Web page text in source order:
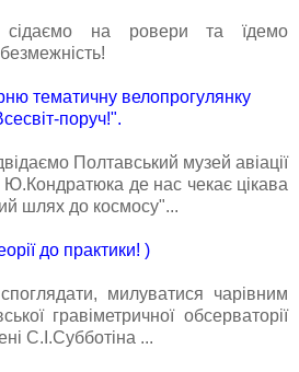
сідаємо на ровери та їдемо
тематичну велопрогулянку
поруч!".
Полтавський музей авіації
Ю.Кондратюка де нас чекає цікава
шлях до космосу"...
до практики! )
милуватися чарівним
гравіметричної обсерваторії
С.І.Субботіна ...